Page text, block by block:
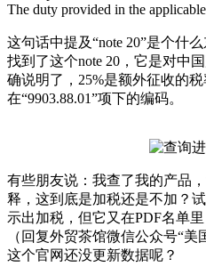
The duty provided in the
这句话中提及“note 20”是个什
找到了这个note 20，它是对中
确说明了，25%是额外征收的
在“9903.88.01”项下的编码。
有些朋友说：我查了我的产品，
释，这到底是加税还是不加？
示出加税，但它又在PDF名单
（回复外贸茶馆微信公众号“
这个官网还没更新数据呢？